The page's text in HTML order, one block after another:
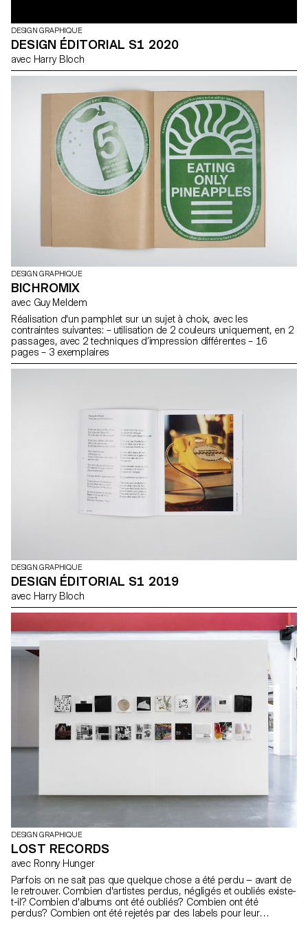
DESIGN GRAPHIQUE
DESIGN ÉDITORIAL S1 2020
avec Harry Bloch
DESIGN GRAPHIQUE
BICHROMIX
avec Guy Meldem
Réalisation d'un pamphlet sur un sujet à choix, avec les
contraintes suivantes: – utilisation de 2 couleurs uniquement, en 2
passages, avec 2 techniques d’impression différentes – 16
pages – 3 exemplaires
DESIGN GRAPHIQUE
DESIGN ÉDITORIAL S1 2019
avec Harry Bloch
DESIGN GRAPHIQUE
LOST RECORDS
avec Ronny Hunger
Parfois on ne sait pas que quelque chose a été perdu — avant de
le retrouver. Combien d'artistes perdus, négligés et oubliés existe-
t-il? Combien d'albums ont été oubliés? Combien ont été
perdus? Combien ont été rejetés par des labels pour leur